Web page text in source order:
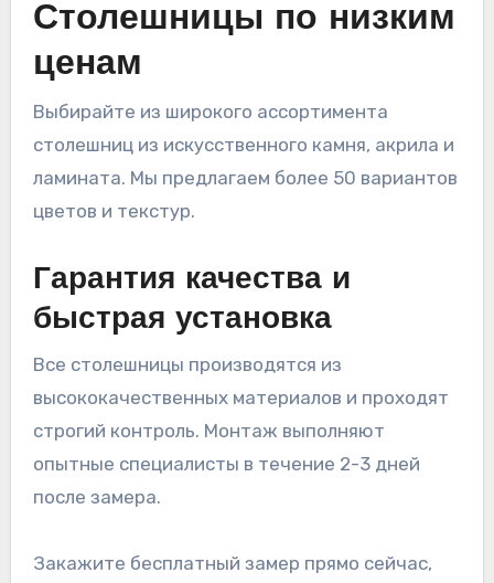
Столешницы по низким
ценам
Выбирайте из широкого ассортимента
столешниц из искусственного камня, акрила и
ламината. Мы предлагаем более 50 вариантов
цветов и текстур.
Гарантия качества и
быстрая установка
Все столешницы производятся из
высококачественных материалов и проходят
строгий контроль. Монтаж выполняют
опытные специалисты в течение 2-3 дней
после замера.
Закажите бесплатный замер прямо сейчас,